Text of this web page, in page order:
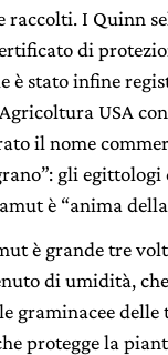
raccolti. I Quinn
di
è stato infine
USA
il nome
gli
è “anima
è grande tre
di umidità,
graminacee delle
protegge la